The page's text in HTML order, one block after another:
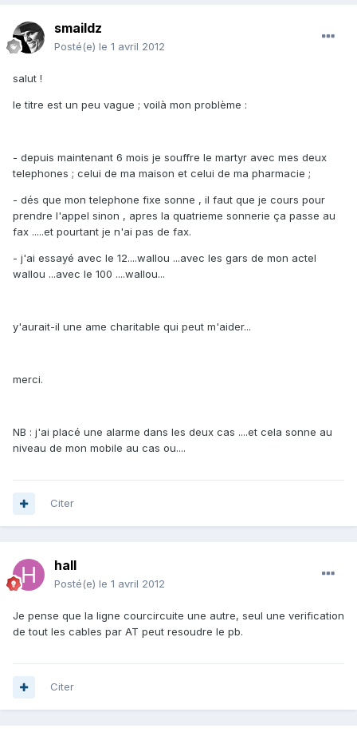
smaildz
Posté(e) le 1 avril 2012
salut !
le titre est un peu vague ; voilà mon problème :
- depuis maintenant 6 mois je souffre le martyr avec mes deux
telephones ; celui de ma maison et celui de ma pharmacie ;
- dés que mon telephone fixe sonne , il faut que je cours pour
prendre l'appel sinon , apres la quatrieme sonnerie ça passe au
fax .....et pourtant je n'ai pas de fax.
- j'ai essayé avec le 12....wallou ...avec les gars de mon actel
wallou ...avec le 100 ....wallou...
y'aurait-il une ame charitable qui peut m'aider...
merci.
NB : j'ai placé une alarme dans les deux cas ....et cela sonne au
niveau de mon mobile au cas ou....
Citer
hall
Posté(e) le 1 avril 2012
Je pense que la ligne courcircuite une autre, seul une verification
de tout les cables par AT peut resoudre le pb.
Citer